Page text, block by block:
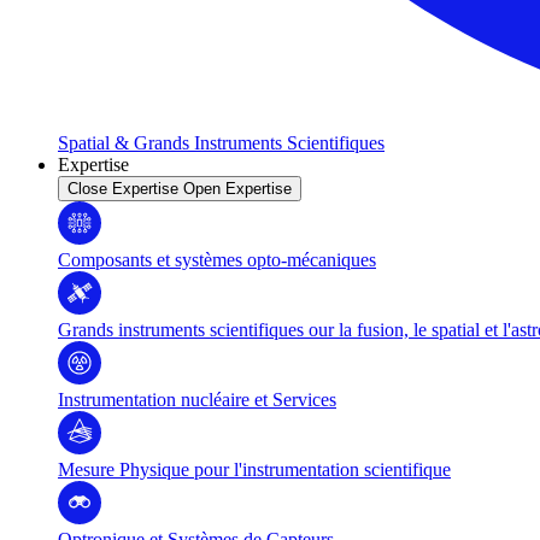
Spatial & Grands Instruments Scientifiques
Expertise
Close Expertise Open Expertise
Composants et systèmes opto-mécaniques
Grands instruments scientifiques our la fusion, le spatial et
Instrumentation nucléaire et Services
Mesure Physique pour l'instrumentation scientifique